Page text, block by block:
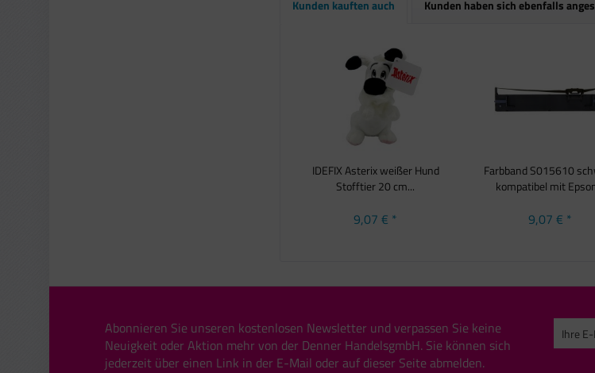
Kunden kauften auch Kunden haben sich ebenfalls
IDEFIX Asterix weißer Hund
Stofftier 20 cm...
9,07 € *
Farbband S015610
kompatibel mit
9,07 € *
Abonnieren Sie unseren kostenlosen Newsletter und verpassen Sie keine
Neuigkeit oder Aktion mehr von der Denner HandelsgmbH. Sie können sich
jederzeit über einen Link in der E-Mail oder auf dieser Seite abmelden.